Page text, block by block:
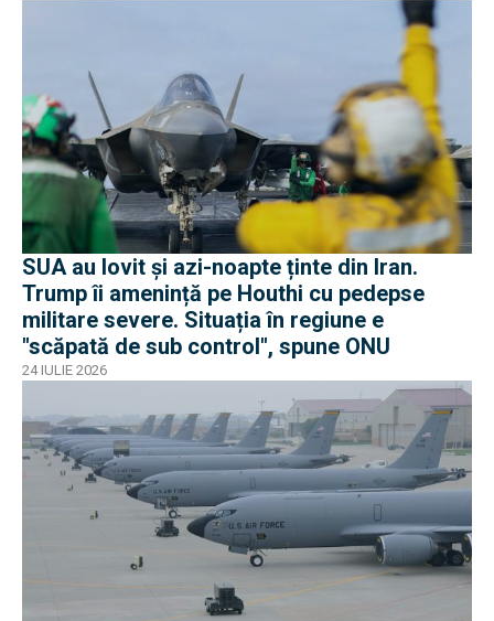
SUA au lovit și azi-noapte ținte din Iran.
Trump îi amenință pe Houthi cu pedepse
militare severe. Situația în regiune e
"scăpată de sub control", spune ONU
24 IULIE 2026